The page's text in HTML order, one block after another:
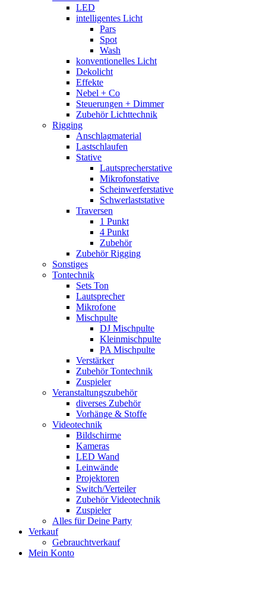
LED
intelligentes Licht
Pars
Spot
Wash
konventionelles Licht
Dekolicht
Effekte
Nebel + Co
Steuerungen + Dimmer
Zubehör Lichttechnik
Rigging
Anschlagmaterial
Lastschlaufen
Stative
Lautsprecherstative
Mikrofonstative
Scheinwerferstative
Schwerlaststative
Traversen
1 Punkt
4 Punkt
Zubehör
Zubehör Rigging
Sonstiges
Tontechnik
Sets Ton
Lautsprecher
Mikrofone
Mischpulte
DJ Mischpulte
Kleinmischpulte
PA Mischpulte
Verstärker
Zubehör Tontechnik
Zuspieler
Veranstaltungszubehör
diverses Zubehör
Vorhänge & Stoffe
Videotechnik
Bildschirme
Kameras
LED Wand
Leinwände
Projektoren
Switch/Verteiler
Zubehör Videotechnik
Zuspieler
Alles für Deine Party
Verkauf
Gebrauchtverkauf
Mein Konto